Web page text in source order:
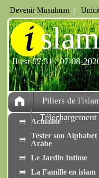
Devenir Musulman |
i
Il est 07:31 / 07-08-
Piliers de
Téléchargement
Actualité
Tester son Alphabet
Arabe
Le Jardin Intime
La Famille en islam